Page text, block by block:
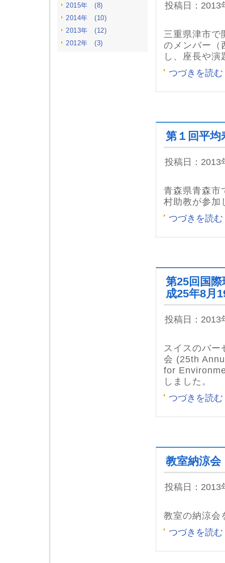
2015年 (8)
2014年 (10)
2013年 (12)
2012年 (3)
投稿日：2013
三重県津市で
のメンバー（
し、座長や
つづきを読む
第１回平
投稿日：2013
青森県青森市
村助教が参加
つづきを読む
第25回国
成25年8月
投稿日：2013
スイスのバー
会 (25th
for
しました。
つづきを読む
教室納涼会
投稿日：2013
教室の納涼会
つづきを読む